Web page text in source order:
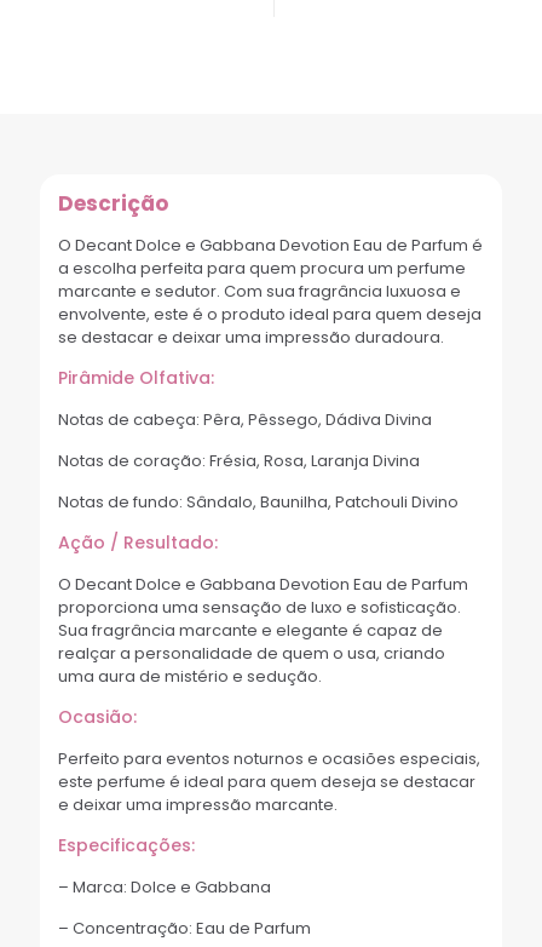
Descrição
O Decant Dolce e Gabbana Devotion Eau de Parfum é
a escolha perfeita para quem procura um perfume
marcante e sedutor. Com sua fragrância luxuosa e
envolvente, este é o produto ideal para quem deseja
se destacar e deixar uma impressão duradoura.
Pirâmide Olfativa:
Notas de cabeça: Pêra, Pêssego, Dádiva Divina
Notas de coração: Frésia, Rosa, Laranja Divina
Notas de fundo: Sândalo, Baunilha, Patchouli Divino
Ação / Resultado:
O Decant Dolce e Gabbana Devotion Eau de Parfum
proporciona uma sensação de luxo e sofisticação.
Sua fragrância marcante e elegante é capaz de
realçar a personalidade de quem o usa, criando
uma aura de mistério e sedução.
Ocasião:
Perfeito para eventos noturnos e ocasiões especiais,
este perfume é ideal para quem deseja se destacar
e deixar uma impressão marcante.
Especificações:
– Marca: Dolce e Gabbana
– Concentração: Eau de Parfum